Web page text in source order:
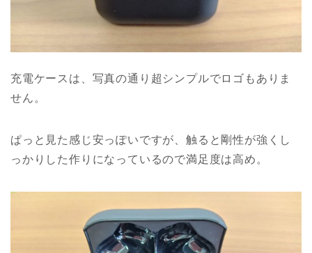
充電ケースは、写真の通り超シンプルでロゴもありま
せん。
ぱっと見た感じ安っぽいですが、触ると剛性が強くし
っかりした作りになっているので満足度は高め。